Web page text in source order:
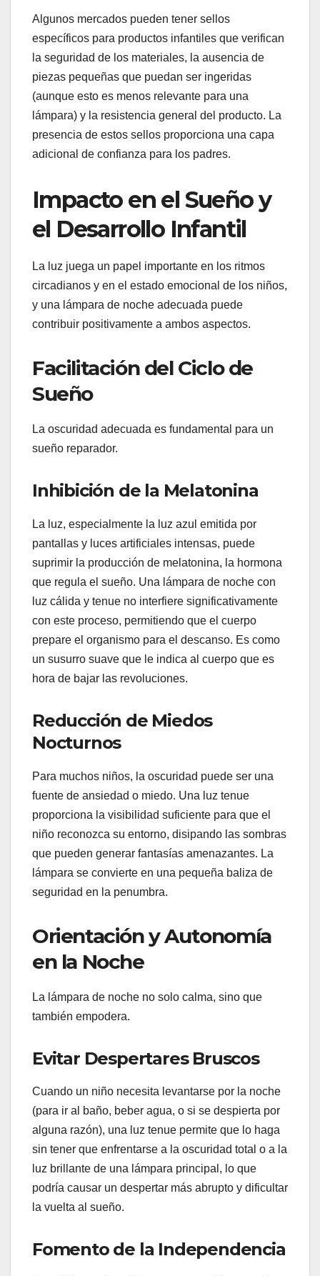
Algunos mercados pueden tener sellos
específicos para productos infantiles que verifican
la seguridad de los materiales, la ausencia de
piezas pequeñas que puedan ser ingeridas
(aunque esto es menos relevante para una
lámpara) y la resistencia general del producto. La
presencia de estos sellos proporciona una capa
adicional de confianza para los padres.
Impacto en el Sueño y
el Desarrollo Infantil
La luz juega un papel importante en los ritmos
circadianos y en el estado emocional de los niños,
y una lámpara de noche adecuada puede
contribuir positivamente a ambos aspectos.
Facilitación del Ciclo de
Sueño
La oscuridad adecuada es fundamental para un
sueño reparador.
Inhibición de la Melatonina
La luz, especialmente la luz azul emitida por
pantallas y luces artificiales intensas, puede
suprimir la producción de melatonina, la hormona
que regula el sueño. Una lámpara de noche con
luz cálida y tenue no interfiere significativamente
con este proceso, permitiendo que el cuerpo
prepare el organismo para el descanso. Es como
un susurro suave que le indica al cuerpo que es
hora de bajar las revoluciones.
Reducción de Miedos
Nocturnos
Para muchos niños, la oscuridad puede ser una
fuente de ansiedad o miedo. Una luz tenue
proporciona la visibilidad suficiente para que el
niño reconozca su entorno, disipando las sombras
que pueden generar fantasías amenazantes. La
lámpara se convierte en una pequeña baliza de
seguridad en la penumbra.
Orientación y Autonomía
en la Noche
La lámpara de noche no solo calma, sino que
también empodera.
Evitar Despertares Bruscos
Cuando un niño necesita levantarse por la noche
(para ir al baño, beber agua, o si se despierta por
alguna razón), una luz tenue permite que lo haga
sin tener que enfrentarse a la oscuridad total o a la
luz brillante de una lámpara principal, lo que
podría causar un despertar más abrupto y dificultar
la vuelta al sueño.
Fomento de la Independencia